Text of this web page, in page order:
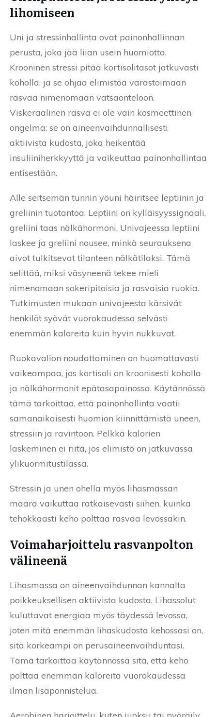
lihomiseen
Uni ja stressinhallinta ovat painonhallinnan
perusta, joka jää liian usein huomiotta.
Krooninen stressi pitää kortisolitasot jatkuvasti
koholla, ja se ohjaa elimistöä varastoimaan
rasvaa nimenomaan vatsaonteloon.
Viskeraalinen rasva ei ole vain kosmeettinen
ongelma: se on aineenvaihdunnallisesti
aktiivista kudosta, joka heikentää
insuliiniherkkyyttä ja vaikeuttaa painonhallintaa
entisestään.
Alle seitsemän tunnin yöuni häiritsee leptiinin ja
greliinin tuotantoa. Leptiini on kylläisyyssignaali,
greliini taas nälkähormoni. Univajeessa leptiini
laskee ja greliini nousee, minkä seurauksena
aivot tulkitsevat tilanteen nälkätilaksi. Tämä
selittää, miksi väsyneenä tekee mieli
nimenomaan sokeripitoisia ja rasvaisia ruokia.
Tutkimusten mukaan univajeesta kärsivät
henkilöt syövät vuorokaudessa selvästi
enemmän kaloreita kuin hyvin nukkuvat.
Ruokavalion noudattaminen on huomattavasti
vaikeampaa, jos kortisoli on kroonisesti koholla
ja nälkähormonit epätasapainossa. Käytännössä
tämä tarkoittaa, että painonhallinta vaatii
samanaikaisesti huomion kiinnittämistä uneen,
stressiin ja ravintoon. Pelkkä kalorien
laskeminen ei riitä, jos elimistö on jatkuvassa
ylikuormitustilassa.
Stressin ja unen ohella myös lihasmassan
määrä vaikuttaa ratkaisevasti siihen, kuinka
tehokkaasti keho polttaa rasvaa levossakin.
Voimaharjoittelu rasvanpolton
välineenä
Lihasmassa on aineenvaihdunnan kannalta
poikkeuksellisen aktiivista kudosta. Lihassolut
kuluttavat energiaa myös täydessä levossa,
joten mitä enemmän lihaskudosta kehossasi on,
sitä korkeampi on perusaineenvaihduntasi.
Tämä tarkoittaa käytännössä sitä, että keho
polttaa enemmän kaloreita vuorokaudessa
ilman lisäponnistelua.